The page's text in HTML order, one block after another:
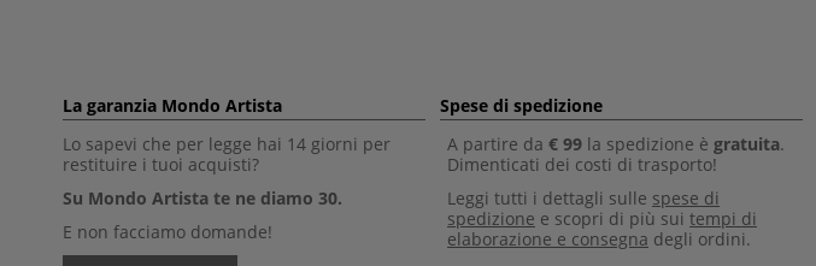
La garanzia Mondo Artista
Lo sapevi che per legge hai 14 giorni per
restituire i tuoi acquisti?
Su Mondo Artista te ne diamo 30.
E non facciamo domande!
Spese di spedizione
A partire da € 99 la spedizione è gratuita.
Dimenticati dei costi di trasporto!
Leggi tutti i dettagli sulle spese di
spedizione e scopri di più sui tempi di
elaborazione e consegna degli ordini.